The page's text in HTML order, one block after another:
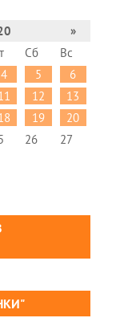
»
Сб
Вс
4 5
6
12
13
19
20
26
27